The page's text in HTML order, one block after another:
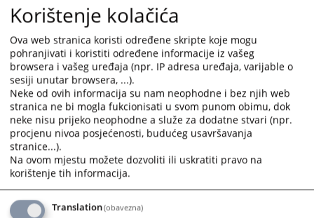
Press
the
question
mark
key
to
get
the
keyboard
shortcuts
for
changing
dates.
Press
the
question
mark
key
to
get
the
keyboard
shortcuts
for
changing
dates.
23.01.2025.
05.12.2024.
Izmjena plana javnih nabavki za 2024. godinu
29.12.2023.
Plan javnih nabavki za 2024. godinu
27.12.2023.
Izmjena plana javnih nabavki za 2023. godinu
09.10.2023.
Korištenje kolačića
Ova web stranica koristi određene skripte koje mogu
pohranjivati i koristiti određene informacije iz vašeg
browsera i vašeg uređaja (npr. IP adresa uređaja, varijable o
sesiji unutar browsera, ...).
Neke od ovih informacija su nam neophodne i bez njih web
stranica ne bi mogla fukcionisati u svom punom obimu, dok
neke nisu prijeko neophodne a služe za dodatne stvari (npr.
procjenu nivoa posjećenosti, budućeg usavršavanja
stranice...).
Na ovom mjestu možete dozvoliti ili uskratiti pravo na
korištenje tih informacija.
Translation(obavezna)